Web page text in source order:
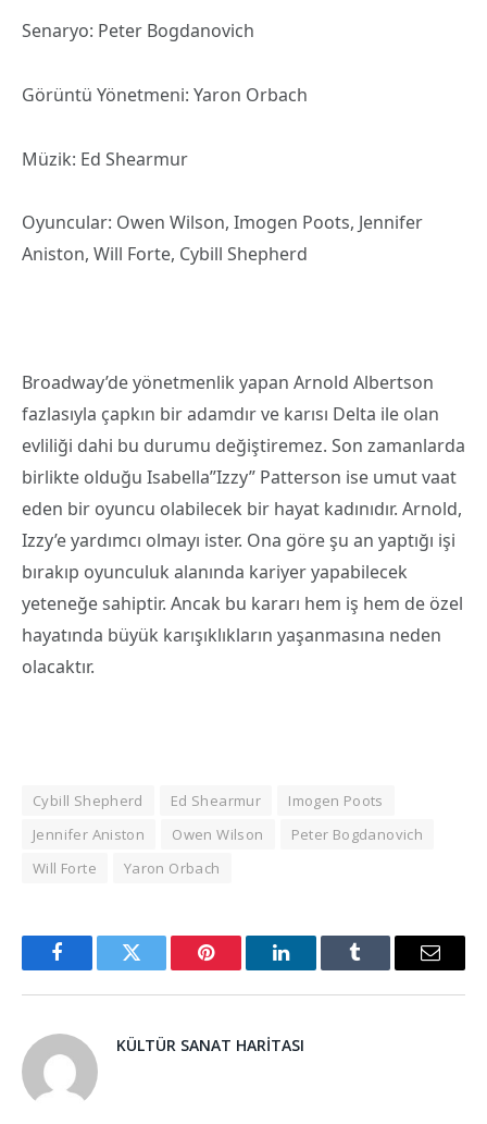
Senaryo: Peter Bogdanovich
Görüntü Yönetmeni: Yaron Orbach
Müzik: Ed Shearmur
Oyuncular: Owen Wilson, Imogen Poots, Jennifer
Aniston, Will Forte, Cybill Shepherd
Broadway’de yönetmenlik yapan Arnold Albertson
fazlasıyla çapkın bir adamdır ve karısı Delta ile olan
evliliği dahi bu durumu değiştiremez. Son zamanlarda
birlikte olduğu Isabella”Izzy” Patterson ise umut vaat
eden bir oyuncu olabilecek bir hayat kadınıdır. Arnold,
Izzy’e yardımcı olmayı ister. Ona göre şu an yaptığı işi
bırakıp oyunculuk alanında kariyer yapabilecek
yeteneğe sahiptir. Ancak bu kararı hem iş hem de özel
hayatında büyük karışıklıkların yaşanmasına neden
olacaktır.
Cybill Shepherd Ed Shearmur
Imogen Poots
Jennifer Aniston
Owen Wilson
Peter Bogdanovich
Will Forte
Yaron Orbach
FacebookTwitter Pinterest LinkedInTumblr Email
KÜLTÜR SANAT HARITASI